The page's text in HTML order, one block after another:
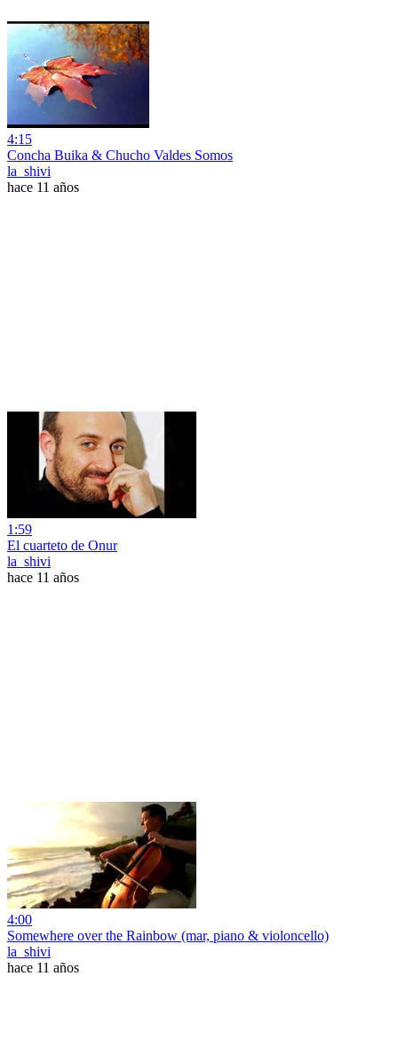
4:15
Concha Buika & Chucho Valdes Somos
la_shivi
hace 11 años
1:59
El cuarteto de Onur
la_shivi
hace 11 años
4:00
Somewhere over the Rainbow (mar, piano & violoncello)
la_shivi
hace 11 años